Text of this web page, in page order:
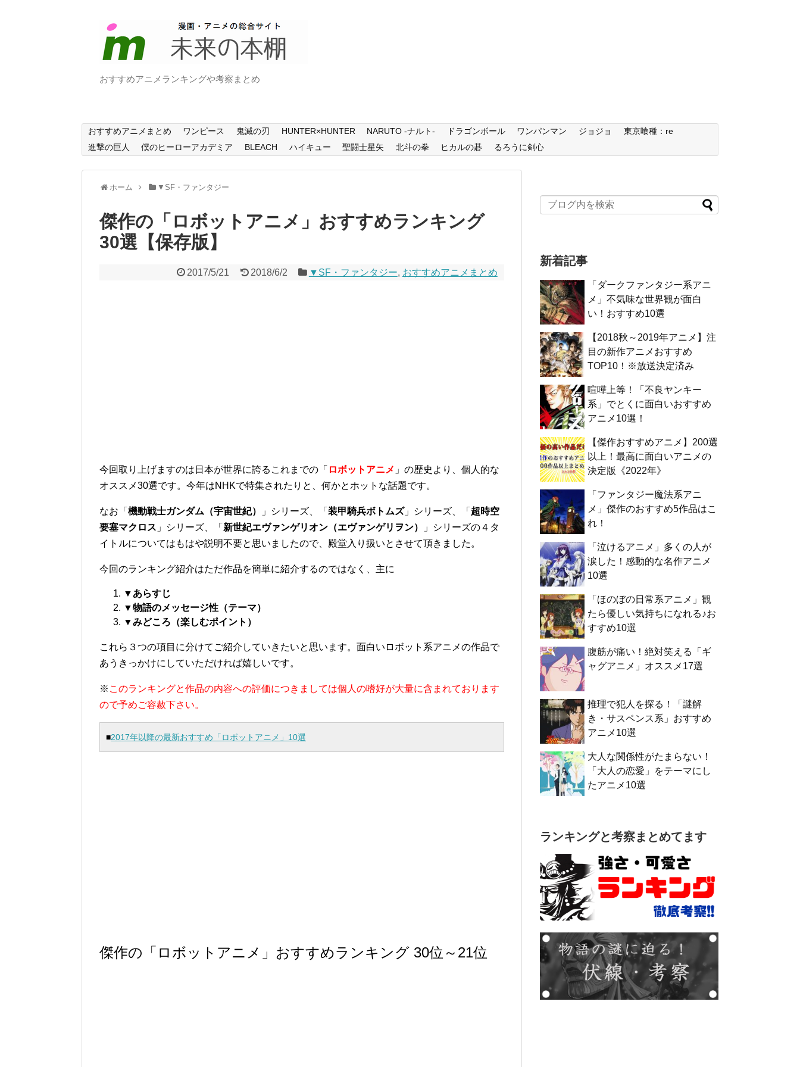
おすすめアニメランキングや考察まとめ
おすすめアニメまとめ ワンピース 鬼滅の刃 HUNTER×HUNTER NARUTO -ナルト- ドラゴンボール ワンパンマン ジョジョ
東京喰種：re
進撃の巨人
僕のヒーローアカデミア BLEACH ハイキュー 聖闘士星矢 北斗の拳 ヒカルの碁 るろうに剣心
ホーム ▼SF・ファンタジー
傑作の「ロボットアニメ」おすすめランキング
30選【保存版】
2017/5/21 2018/6/2 ▼SF・ファンタジー, おすすめアニメまとめ
今回取り上げますのは日本が世界に誇るこれまでの「 ロボットアニメ 」の歴史より、個人的な
オススメ30選です。今年はNHKで特集されたりと、何かとホットな話題です。
なお「 機動戦士ガンダム（宇宙世紀） 」シリーズ、「 装甲騎兵ボトムズ」シリーズ、「 超時空
要塞マクロス 」シリーズ、「 新世紀エヴァンゲリオン（エヴァンゲリヲン）
」シリーズの４タ
イトルについてはもはや説明不要と思いましたので、殿堂入り扱いとさせて頂きました。
今回のランキング紹介はただ作品を簡単に紹介するのではなく、主に
▼あらすじ
▼物語のメッセージ性（テーマ）
▼みどころ（楽しむポイント）
これら３つの項目に分けてご紹介していきたいと思います。面白いロボット系アニメの作品で
あうきっかけにしていただければ嬉しいです。
※ このランキングと作品の内容への評価につきましては個人の嗜好が大量に含まれております
ので予めご容赦下さい。
■2017年以降の最新おすすめ「ロボットアニメ」10選
傑作の「ロボットアニメ」おすすめランキング 30位～21位
新着記事
「ダークファンタジー系アニ
メ」不気味な世界観が面白
い！おすすめ10選
【2018秋～2019年アニメ】注
目の新作アニメおすすめ
TOP10！※放送決定済み
喧嘩上等！「不良ヤンキー
系」でとくに面白いおすすめ
アニメ10選！
【傑作おすすめアニメ】200選
以上！最高に面白いアニメの
決定版《2022年》
「ファンタジー魔法系アニ
メ」傑作のおすすめ5作品はこ
れ！
「泣けるアニメ」多くの人が
涙した！感動的な名作アニメ
10選
「ほのぼの日常系アニメ」観
たら優しい気持ちになれる♪お
すすめ10選
腹筋が痛い！絶対笑える「ギ
ャグアニメ」オススメ17選
推理で犯人を探る！「謎解
き・サスペンス系」おすすめ
アニメ10選
大人な関係性がたまらない！
「大人の恋愛」をテーマにし
たアニメ10選
ランキングと考察まとめてます